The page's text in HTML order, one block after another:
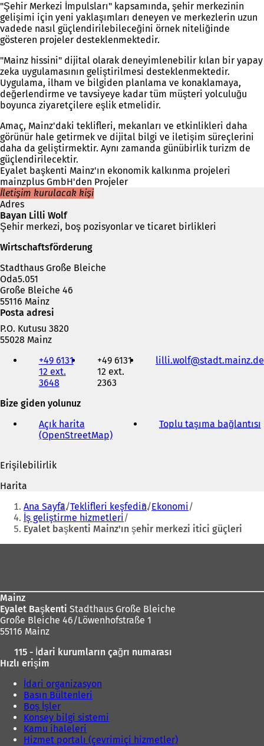
"Şehir Merkezi İmpulsları" kapsamında, şehir merkezinin
gelişimi için yeni yaklaşımları deneyen ve merkezlerin uzun
vadede nasıl güçlendirilebileceğini örnek niteliğinde
gösteren projeler desteklenmektedir.
"Mainz hissini" dijital olarak deneyimlenebilir kılan bir yapay
zeka uygulamasının geliştirilmesi desteklenmektedir.
Uygulama, ilham ve bilgiden planlama ve konaklamaya,
değerlendirme ve tavsiyeye kadar tüm müşteri yolculuğu
boyunca ziyaretçilere eşlik etmelidir.
Amaç, Mainz'daki teklifleri, mekanları ve etkinlikleri daha
görünür hale getirmek ve dijital bilgi ve iletişim süreçlerini
daha da geliştirmektir. Aynı zamanda günübirlik turizm de
güçlendirilecektir.
Eyalet başkenti Mainz'ın ekonomik kalkınma projeleri
mainzplus GmbH'den Projeler
İletişim kurulacak kişi
Adres
Bayan Lilli Wolf
Şehir merkezi, boş pozisyonlar ve ticaret birlikleri
Wirtschaftsförderung
Stadthaus Große Bleiche
Oda5.051
Große Bleiche 46
55116 Mainz
Posta adresi
P.O. Kutusu 3820
55028 Mainz
faks
posta
adresi
+49 6131
12 ext.
3648
+49 6131
12 ext.
2363
lilli.wolf stadt.mainz de
Bize giden yolunuz
Açık harita
(OpenStreetMap)(
i
r
s
e
k
e
a
ç
ı
ı
r
Toplu taşıma bağlantısı
Erişilebilirlik
Harita
Buradasınız:
Ana Sayfa Teklifleri keşfedin Ekonomi
İş geliştirme hizmetleri
Eyalet başkenti Mainz'ın şehir merkezi itici güçleri
Mainz
Eyalet Başkenti Stadthaus Große Bleiche
Große Bleiche 46/Löwenhofstraße 1
55116 Mainz
115 - İdari kurumların çağrı numarası
Hızlı erişim
İdari organizasyon
Basın Bültenleri
Boş İşler
Konsey bilgi sistemi
Kamu ihaleleri
Hizmet portalı (çevrimiçi hizmetler)